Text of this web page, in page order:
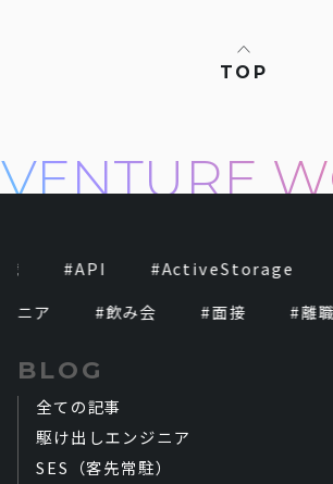
TOP
#API #ActiveStorage
ニア
#飲み会 #面接 #離職
BLOG
全ての記事
駆け出しエンジニア
SES（客先常駐）